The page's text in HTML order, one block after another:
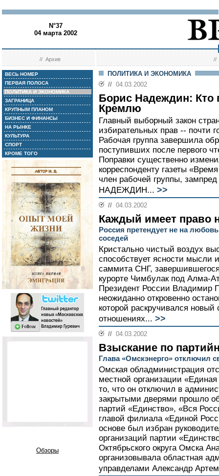
N°37
04 марта 2002
//Архив //
ВЕСЬ НОМЕР
ПЕРВАЯ ПОЛОСА
ПОЛИТИКА И ЭКОНОМИКА
ЗАГРАНИЦА
КРУПНЫМ ПЛАНОМ
БИЗНЕС И ФИНАНСЫ
НА РЫНКЕ
КУЛЬТУРА
СПОРТ
КРОМЕ ТОГО
Обзоры
ПОЛИТИКА И ЭКОНОМИКА
// 04.03.2002
Борис Надеждин: Кто
Кремлю
Главный выборный закон
избирательных прав -- почти
Рабочая группа завершила
поступивших после первого
Поправки существенно
корреспонденту газеты
член рабочей группы,
НАДЕЖДИН... >>
// 04.03.2002
Каждый имеет право
Россия претендует не на
соседей
Кристально чистый воздух
способствует ясности мысли
саммита СНГ,
курорте Чимбулак под Алма-
Президент России Владимир
неожиданно откровенно
которой раскручивался новый
отношениях... >>
// 04.03.2002
Взыскание по
Глава «Омскэнерго» отключил
Омская обладминистрация
местной организации
то, что он отключил в
закрытыми дверями прошло
партий «Единство», «Вся
главой филиала «Единой
основе был избран
организаций партии
Октябрьского округа Омска
организовывала областная
управделами Александр